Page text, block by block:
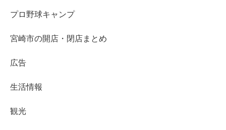
プロ野球キャンプ
宮崎市の開店・閉店まとめ
広告
生活情報
観光